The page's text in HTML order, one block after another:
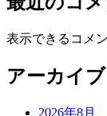
表示できるコメ
アーカイブ
2026年8月